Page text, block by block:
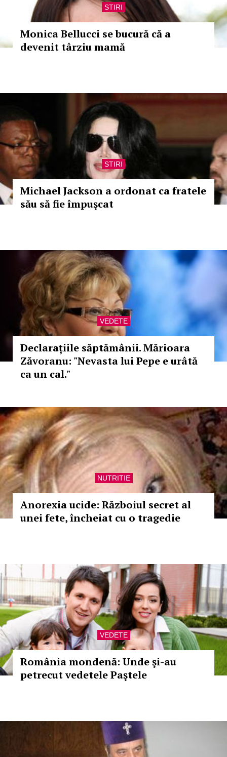
STIRI
Monica Bellucci se bucură că a
devenit târziu mamă
STIRI
Michael Jackson a ordonat ca fratele
său să fie împuşcat
VEDETE
Declarațiile săptămânii. Mărioara
Zăvoranu: "Nevasta lui Pepe e urâtă
ca un cal."
NUTRITIE
Anorexia ucide: Războiul secret al
unei fete, încheiat cu o tragedie
VEDETE
România mondenă: Unde şi-au
petrecut vedetele Paştele